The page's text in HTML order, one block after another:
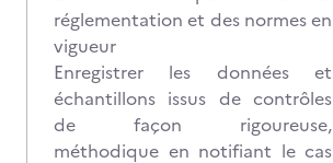
réglementation et des normes en
vigueur
Enregistrer les données et
échantillons issus de contrôles
de façon rigoureuse,
méthodique en notifiant le cas